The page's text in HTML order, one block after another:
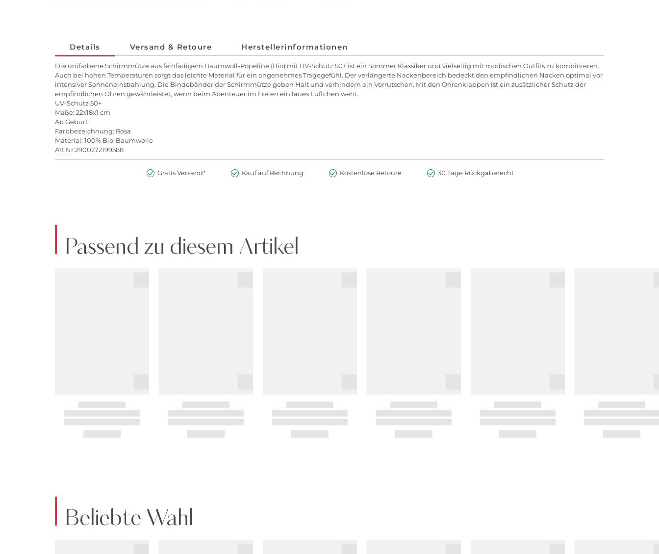
Details Versand & Retoure Herstellerinformationen
Die unifarbene Schirmmütze aus feinfädigem Baumwoll-Popeline (Bio) mit UV-Schutz 50+ ist ein Sommer Klassiker und vielseitig mit modischen Outfits zu kombinieren.
Auch bei hohen Temperaturen sorgt das leichte Material für ein angenehmes Tragegefühl. Der verlängerte Nackenbereich bedeckt den empfindlichen Nacken optimal vor
intensiver Sonneneinstrahlung. Die Bindebänder der Schirmmütze geben Halt und verhindern ein Verrutschen. Mit den Ohrenklappen ist ein zusätzlicher Schutz der
empfindlichen Ohren gewährleistet, wenn beim Abenteuer im Freien ein laues Lüftchen weht.
UV-Schutz 50+
Maße: 22x18x1 cm
Ab Geburt
Farbbezeichnung: Rosa
Material: 100% Bio-Baumwolle
Art.Nr:2900272199588
Gratis Versand* Kauf auf Rechnung Kostenlose Retoure 30 Tage Rückgaberecht
Passend zu diesem Artikel
Beliebte Wahl